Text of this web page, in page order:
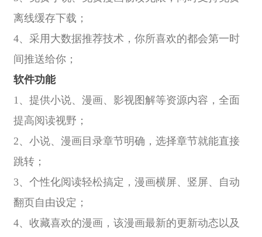
离线缓存下载；
4、采用大数据推荐技术，你所喜欢的都会第一时
间推送给你；
软件功能
1、提供小说、漫画、影视图解等资源内容，全面
提高阅读视野；
2、小说、漫画目录章节明确，选择章节就能直接
跳转；
3、个性化阅读轻松搞定，漫画横屏、竖屏、自动
翻页自由设定；
4、收藏喜欢的漫画，该漫画最新的更新动态以及